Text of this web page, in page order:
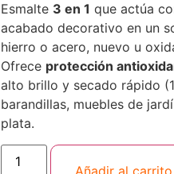
Esmalte 3 en 1 que actúa
acabado decorativo en un
hierro o acero, nuevo u
Ofrece protección
alto brillo y secado rápido
barandillas, muebles de
plata.
Añadir al carrito